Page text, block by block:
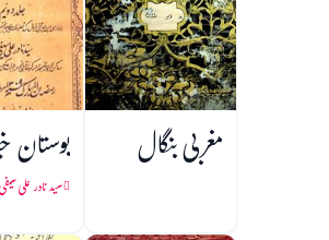
مغربی بنگال
سید نادر علی سیفی